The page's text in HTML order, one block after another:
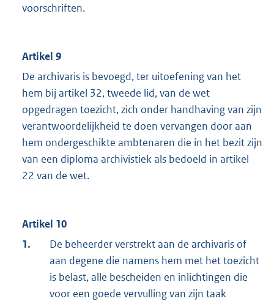
voorschriften.
Artikel 9
De archivaris is bevoegd, ter uitoefening van het
hem bij artikel 32, tweede lid, van de wet
opgedragen toezicht, zich onder handhaving van zijn
verantwoordelijkheid te doen vervangen door aan
hem ondergeschikte ambtenaren die in het bezit zijn
van een diploma archivistiek als bedoeld in artikel
22 van de wet.
Artikel 10
1.
De beheerder verstrekt aan de archivaris of
aan degene die namens hem met het toezicht
is belast, alle bescheiden en inlichtingen die
voor een goede vervulling van zijn taak